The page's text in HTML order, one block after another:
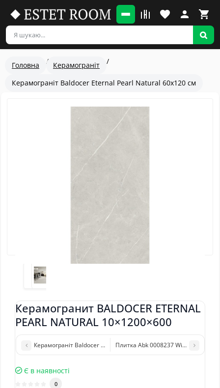
Головна
Керамограніт
Керамограніт Baldocer Eternal Pearl Natural 60x120 см
Керамогранит BALDOCER ETERNAL
PEARL NATURAL 10×1200×600
Керамограніт Baldocer Eternal Dark Natural 60x120 см
Плитка Abk 0008237 Wide&Style
Є в наявності
0